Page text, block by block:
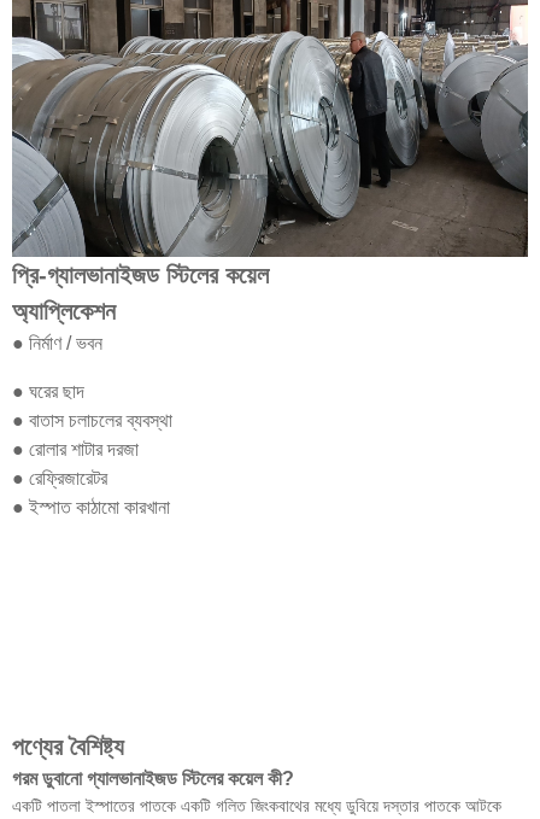
প্রি-গ্যালভানাইজড স্টিলের কয়েল
অ্যাপ্লিকেশন
● নির্মাণ / ভবন
● ঘরের ছাদ
● বাতাস চলাচলের ব্যবস্থা
● রোলার শাটার দরজা
● রেফ্রিজারেটর
● ইস্পাত কাঠামো কারখানা
পণ্যের বৈশিষ্ট্য
গরম ডুবানো গ্যালভানাইজড স্টিলের কয়েল কী?
একটি পাতলা ইস্পাতের পাতকে একটি গলিত জিংকবাথের মধ্যে ডুবিয়ে দস্তার পাতকে আটকে